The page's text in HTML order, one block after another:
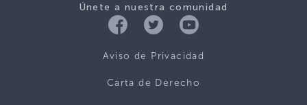
Únete a nuestra comunidad
Aviso de Privacidad
Carta de Derecho